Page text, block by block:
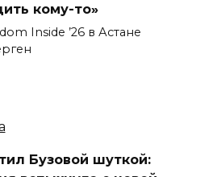
кому-то»
Inside ’26 в Астане
Бузовой шуткой: